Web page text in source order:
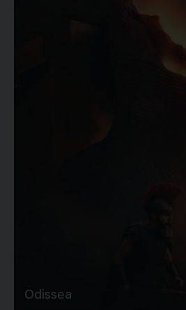
Odissea